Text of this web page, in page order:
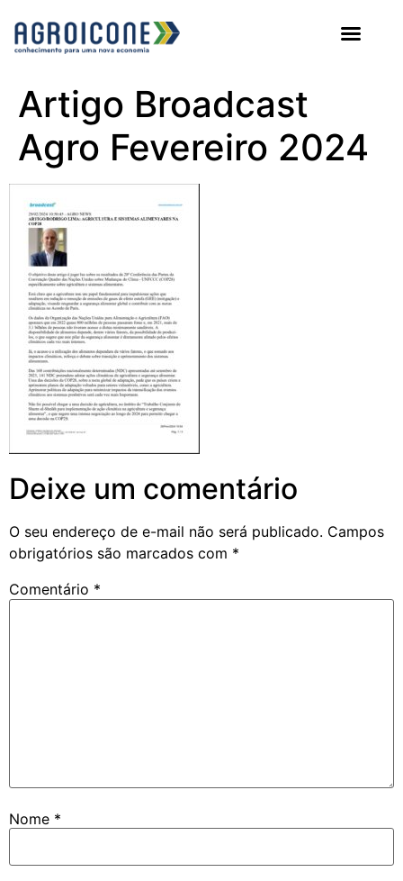
Artigo Broadcast
Agro Fevereiro 2024
Deixe um comentário
O seu endereço de e-mail não será publicado. Campos
obrigatórios são marcados com *
Comentário *
Nome *